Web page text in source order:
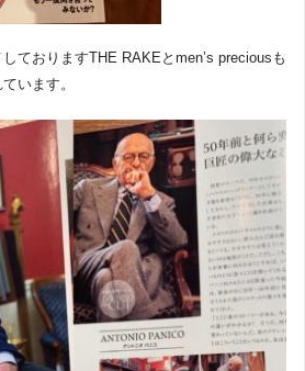
ておりますTHE RAKEとmen’s preciousも
います。